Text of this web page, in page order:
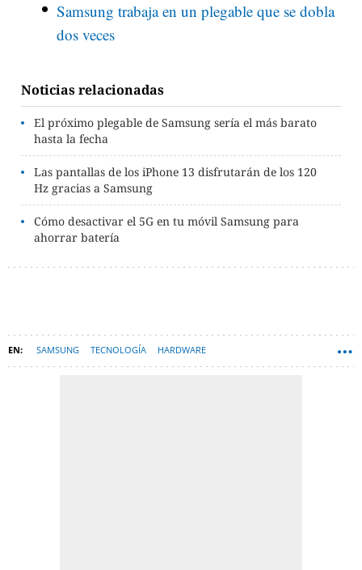
Samsung trabaja en un plegable que se dobla
dos veces
Noticias relacionadas
El próximo plegable de Samsung sería el más barato
hasta la fecha
Las pantallas de los iPhone 13 disfrutarán de los 120
Hz gracias a Samsung
Cómo desactivar el 5G en tu móvil Samsung para
ahorrar batería
SAMSUNG TECNOLOGÍA HARDWARE